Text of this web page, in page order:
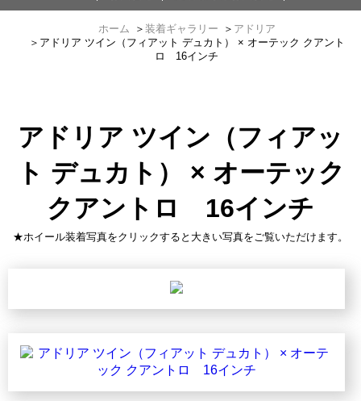
ホーム ＞ 装着ギャラリー ＞ アドリア
＞ アドリア ツイン（フィアット デュカト） × オーテック クアント
ロ 16インチ
アドリア ツイン（フィアッ
ト デュカト） × オーテック
クアントロ 16インチ
★ホイール装着写真をクリックすると大きい写真をご覧いただけます。